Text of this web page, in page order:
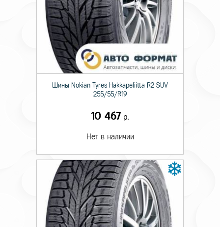
Шины Nokian Tyres Hakkapeliitta R2 SUV
255/55/R19
10 467 р.
Нет в наличии